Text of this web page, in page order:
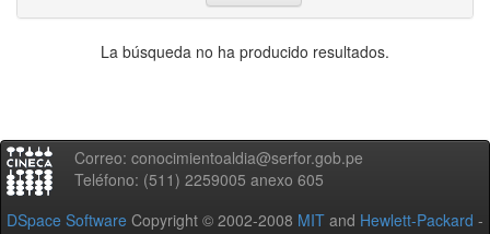
La búsqueda no ha producido resultados.
Correo: conocimientoaldia@serfor.gob.pe
Teléfono: (511) 2259005 anexo 605
DSpace Software Copyright © 2002-2008 MIT and Hewlett-Packard -